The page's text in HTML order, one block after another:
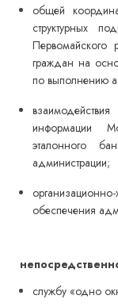
общей
структурных
Первомайского
граждан на
по выполнению
информации
эталонного
администрации;
обеспечения
службу «одно